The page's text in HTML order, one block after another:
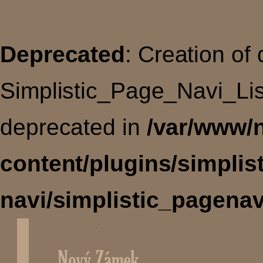
Deprecated: Creation of
deprecated in /var/www/
content/plugins/
navi/